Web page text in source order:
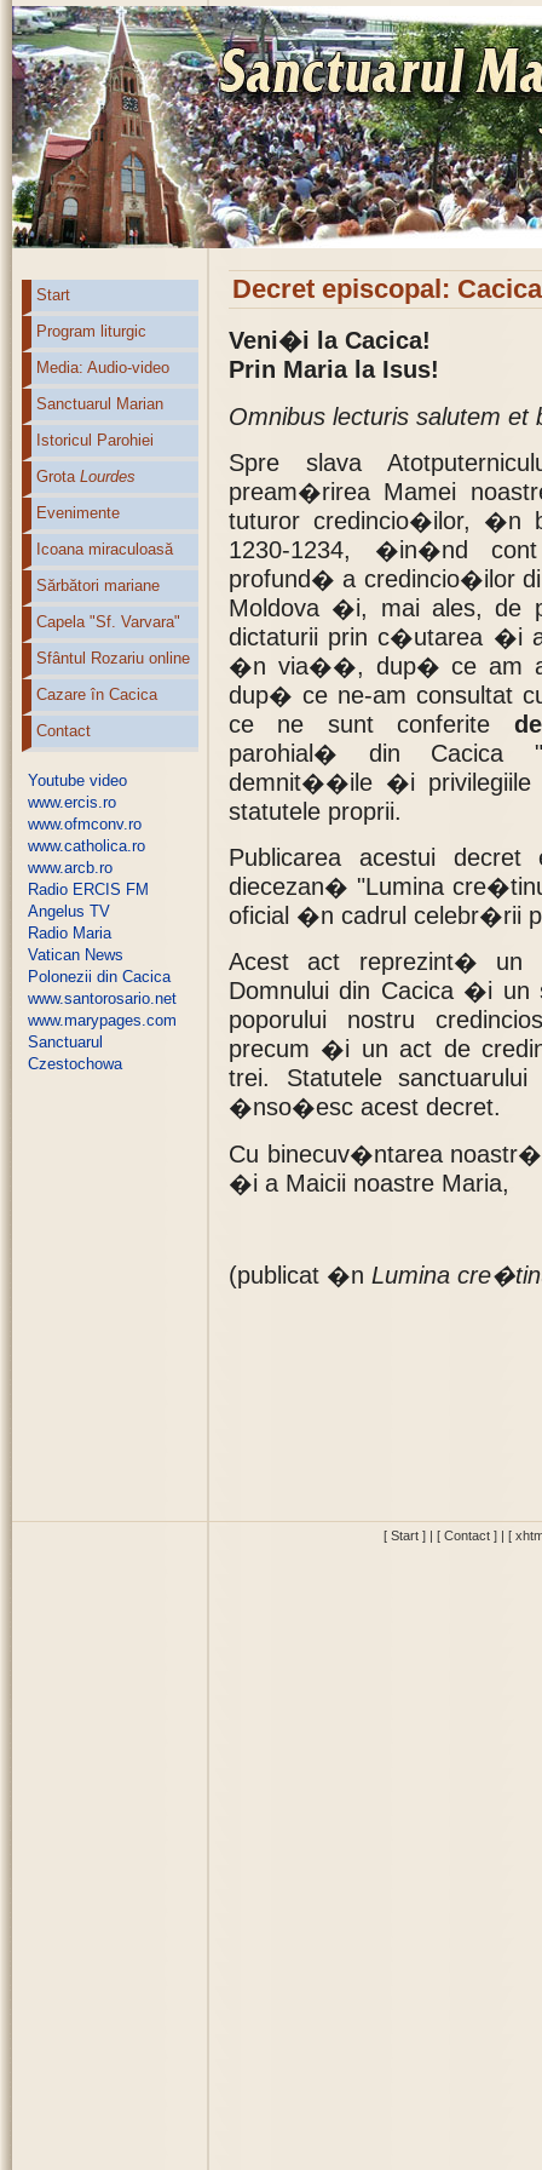
Start
Program liturgic
Media: Audio-video
Sanctuarul Marian
Istoricul Parohiei
Grota Lourdes
Evenimente
Icoana miraculoasă
Sărbători mariane
Capela "Sf. Varvara"
Sfântul Rozariu online
Cazare în Cacica
Contact
Youtube video
www.ercis.ro
www.ofmconv.ro
www.catholica.ro
www.arcb.ro
Radio ERCIS FM
Angelus TV
Radio Maria
Vatican News
Polonezii din Cacica
www.santorosario.net
www.marypages.com
Sanctuarul
Czestochowa
Decret episcopal:
Veni�i la Cacica!
Prin Maria la Isus!
Omnibus lecturis salutem et
Spre slava
pream�rirea Mamei
tuturor credincio�ilor, �n
1230-1234, �in�nd
profund� a credincio�ilor
Moldova �i, mai ales, de
dictaturii prin c�utarea �i
�n via��, dup� ce am
dup� ce ne-am consultat
ce ne sunt conferite
parohial� din Cacica "
demnit��ile �i privilegiile
statutele proprii.
Publicarea acestui
diecezan� "Lumina
oficial �n cadrul celebr�rii
Acest act reprezint� un
Domnului din Cacica �i
poporului nostru
precum �i un act de
trei. Statutele
�nso�esc acest decret.
Cu binecuv�ntarea
�i a Maicii noastre Maria,
(publicat �n Lumina
[ Start ] | [ Contact ] | [